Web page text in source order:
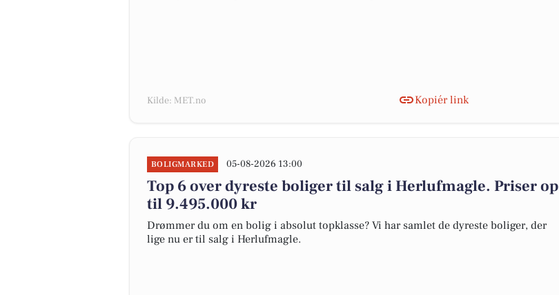
Kilde: MET.no Kopiér link
BOLIGMARKED 05-08-2026 13:00
Top 6 over dyreste boliger til salg i Herlufmagle. Priser op
til 9.495.000 kr
Drømmer du om en bolig i absolut topklasse? Vi har samlet de dyreste boliger, der
lige nu er til salg i Herlufmagle.